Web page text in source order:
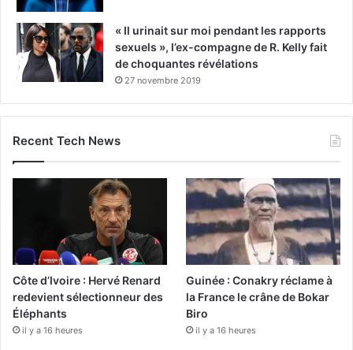
« Il urinait sur moi pendant les rapports
sexuels », l’ex-compagne de R. Kelly fait
de choquantes révélations
27 novembre 2019
Recent Tech News
Côte d’Ivoire : Hervé Renard
redevient sélectionneur des
Éléphants
il y a 16 heures
Guinée : Conakry réclame à
la France le crâne de Bokar
Biro
il y a 16 heures